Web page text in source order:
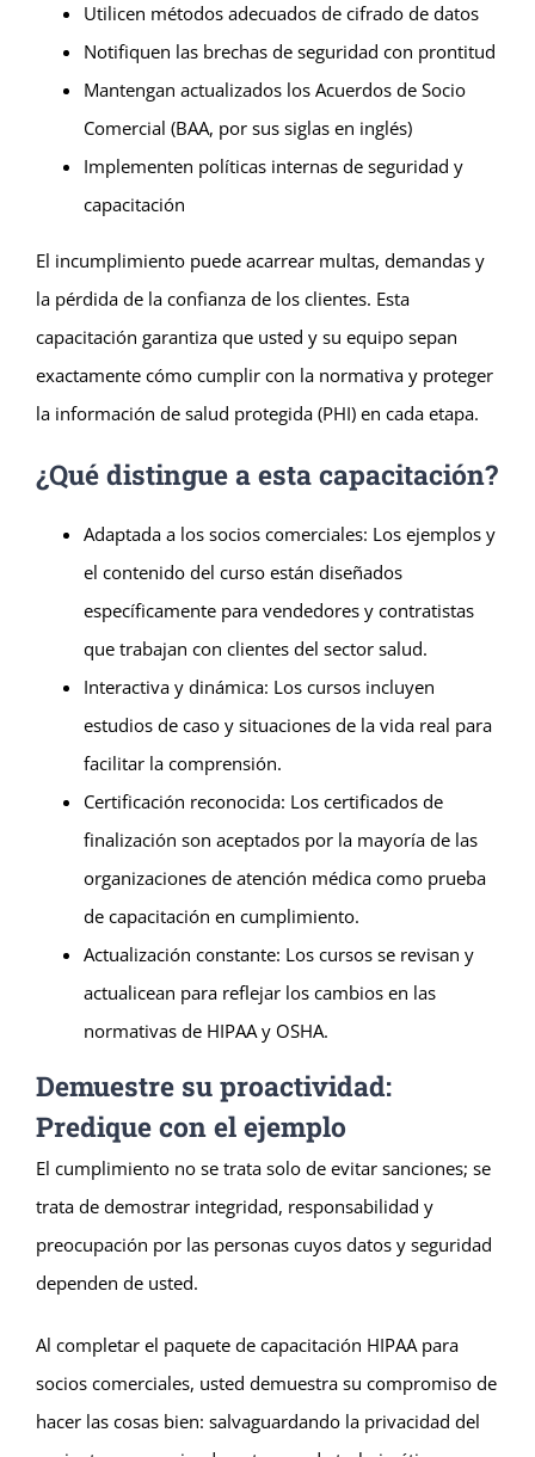
Utilicen métodos adecuados de cifrado de datos
Notifiquen las brechas de seguridad con prontitud
Mantengan actualizados los Acuerdos de Socio
Comercial (BAA, por sus siglas en inglés)
Implementen políticas internas de seguridad y
capacitación
El incumplimiento puede acarrear multas, demandas y
la pérdida de la confianza de los clientes. Esta
capacitación garantiza que usted y su equipo sepan
exactamente cómo cumplir con la normativa y proteger
la información de salud protegida (PHI) en cada etapa.
¿Qué distingue a esta capacitación?
Adaptada a los socios comerciales: Los ejemplos y
el contenido del curso están diseñados
específicamente para vendedores y contratistas
que trabajan con clientes del sector salud.
Interactiva y dinámica: Los cursos incluyen
estudios de caso y situaciones de la vida real para
facilitar la comprensión.
Certificación reconocida: Los certificados de
finalización son aceptados por la mayoría de las
organizaciones de atención médica como prueba
de capacitación en cumplimiento.
Actualización constante: Los cursos se revisan y
actualicean para reflejar los cambios en las
normativas de HIPAA y OSHA.
Demuestre su proactividad:
Predique con el ejemplo
El cumplimiento no se trata solo de evitar sanciones; se
trata de demostrar integridad, responsabilidad y
preocupación por las personas cuyos datos y seguridad
dependen de usted.
Al completar el paquete de capacitación HIPAA para
socios comerciales, usted demuestra su compromiso de
hacer las cosas bien: salvaguardando la privacidad del